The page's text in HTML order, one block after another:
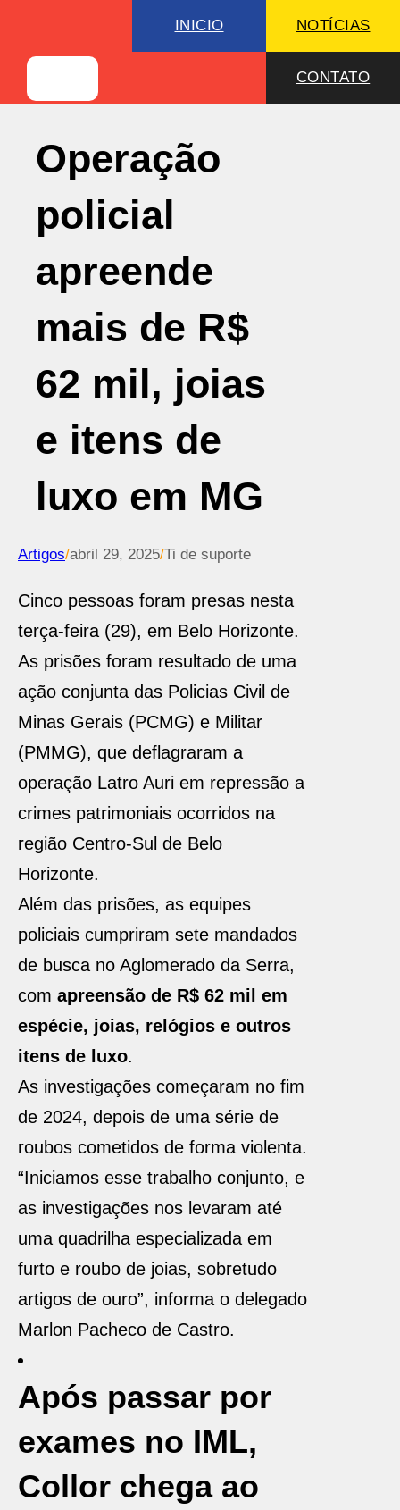
INICIO NOTÍCIAS
CONTATO
Operação
policial
apreende
mais de R$
62 mil, joias
e itens de
luxo em MG
Artigos/abril 29, 2025/Ti de suporte
Cinco pessoas foram presas nesta
terça-feira (29), em Belo Horizonte.
As prisões foram resultado de uma
ação conjunta das Policias Civil de
Minas Gerais (PCMG) e Militar
(PMMG), que deflagraram a
operação Latro Auri em repressão a
crimes patrimoniais ocorridos na
região Centro-Sul de Belo
Horizonte.
Além das prisões, as equipes
policiais cumpriram sete mandados
de busca no Aglomerado da Serra,
com apreensão de R$ 62 mil em
espécie, joias, relógios e outros
itens de luxo.
As investigações começaram no fim
de 2024, depois de uma série de
roubos cometidos de forma violenta.
“Iniciamos esse trabalho conjunto, e
as investigações nos levaram até
uma quadrilha especializada em
furto e roubo de joias, sobretudo
artigos de ouro”, informa o delegado
Marlon Pacheco de Castro.
Após passar por
exames no IML,
Collor chega ao